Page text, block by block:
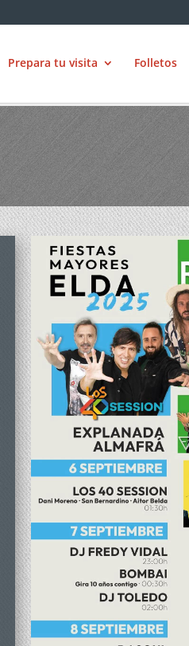
Prepara tu visita Folletos